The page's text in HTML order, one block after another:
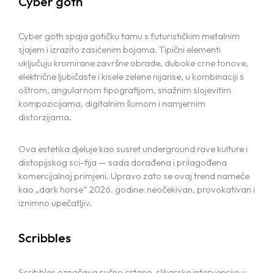
Cyber goth spaja gotičku tamu s futurističkim metalnim
sjajem i izrazito zasićenim bojama. Tipični elementi
uključuju kromirane završne obrade, duboke crne tonove,
električne ljubičaste i kisele zelene nijanse, u kombinaciji s
oštrom, angularnom tipografijom, snažnim slojevitim
kompozicijama, digitalnim šumom i namjernim
distorzijama.
Ova estetika djeluje kao susret underground rave kulture i
distopijskog sci-fija — sada dorađena i prilagođena
komercijalnoj primjeni. Upravo zato se ovaj trend nameće
kao „dark horse“ 2026. godine: neočekivan, provokativan i
iznimno upečatljiv.
Scribbles